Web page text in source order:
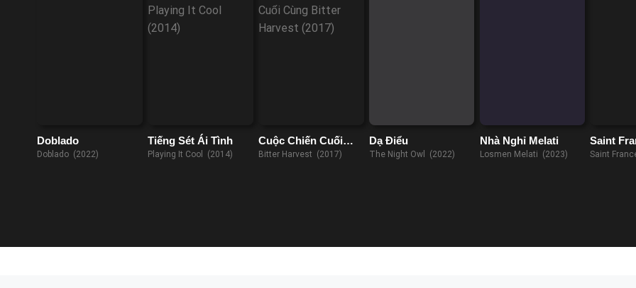
Doblado
Doblado (2022)
Tiếng Sét Ái Tình
Playing It Cool (2014)
Cuộc Chiến Cuối
Cùng
Bitter Harvest (2017)
Dạ Điểu
The Night Owl (2022)
Nhà Nghỉ Melati
Losmen Melati (2023)
Saint
Saint